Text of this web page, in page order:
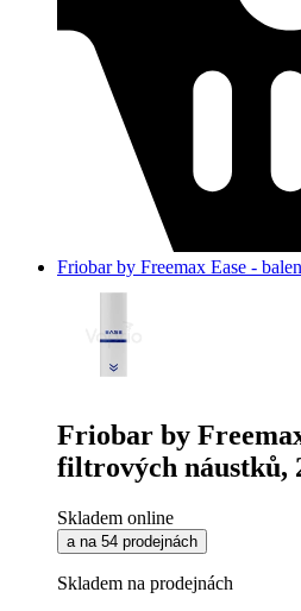
Friobar by Freemax Ease -
Friobar by
filtrových náustků,
Skladem online
a na 54 prodejnách
Skladem na prodejnách